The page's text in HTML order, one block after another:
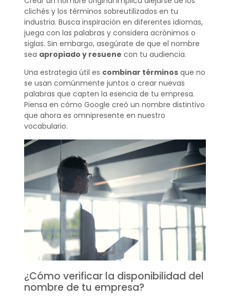
clichés y los términos sobreutilizados en tu
industria. Busca inspiración en diferentes idiomas,
juega con las palabras y considera acrónimos o
siglas. Sin embargo, asegúrate de que el nombre
sea apropiado y resuene con tu audiencia.
Una estrategia útil es combinar términosque no
se usan comúnmente juntos o crear nuevas
palabras que capten la esencia de tu empresa.
Piensa en cómo Google creó un nombre distintivo
que ahora es omnipresente en nuestro
vocabulario.
¿Cómo verificar la disponibilidad del
nombre de tu empresa?